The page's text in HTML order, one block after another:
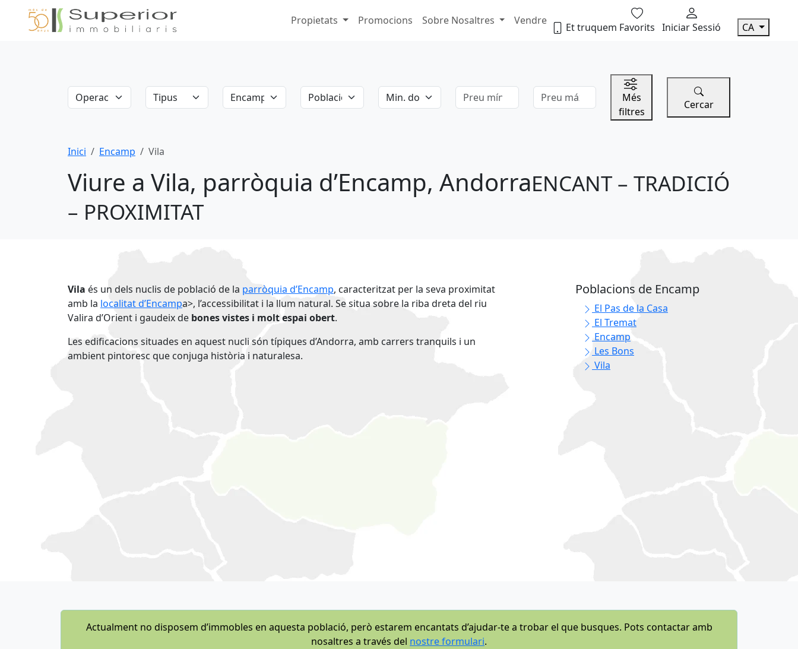
Propietats Promocions Sobre Nosaltres Vendre
Et truquem Favorits Iniciar Sessió CA
Operació Tipus Parròquia Població Mín. dormitoris Preu mínim Preu máxim
Més
filtres
Cercar
Inici Encamp Vila
Viure a Vila, parròquia d’Encamp, AndorraENCANT – TRADICIÓ
– PROXIMITAT
Vila és un dels nuclis de població de la parròquia d’Encamp, caracteritzat per la seva proximitat
amb la localitat d’Encampa>, l’accessibilitat i la llum natural. Se situa sobre la riba dreta del riu
Valira d’Orient i gaudeix de bones vistes i molt espai obert.
Les edificacions situades en aquest nucli són típiques d’Andorra, amb carrers tranquils i un
ambient pintoresc que conjuga història i naturalesa.
Poblacions de Encamp
El Pas de la Casa
El Tremat
Encamp
Les Bons
Vila
Actualment no disposem d’immobles en aquesta població, però estarem encantats d’ajudar-te a trobar el que busques. Pots contactar amb
nosaltres a través del nostre formulari.